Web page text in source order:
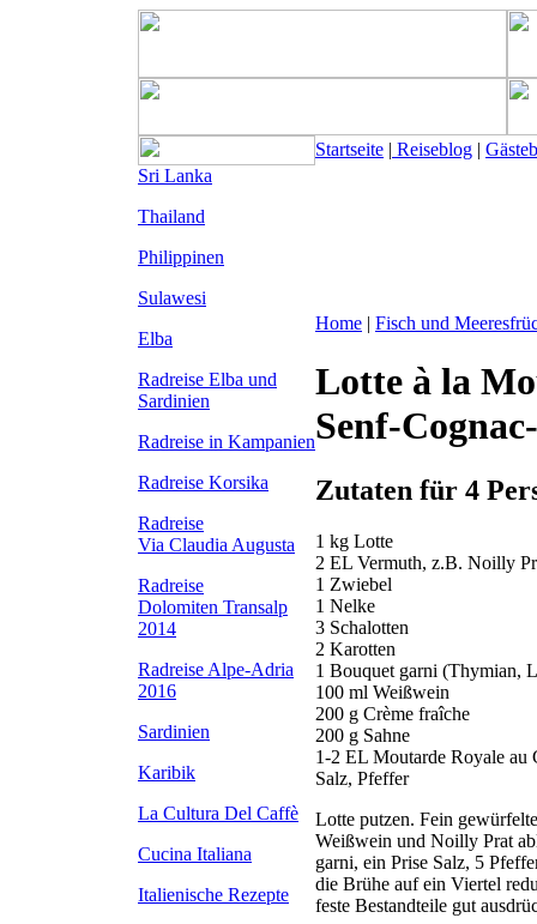
Startseite | Reiseblog |
Sri Lanka
Thailand
Philippinen
Sulawesi
Elba
Radreise Elba und
Sardinien
Radreise in Kampanien
Radreise Korsika
Radreise
Via Claudia Augusta
Radreise
Dolomiten Transalp
2014
Radreise Alpe-Adria
2016
Sardinien
Karibik
La Cultura Del Caffè
Cucina Italiana
Italienische Rezepte
Home | Fisch und
Lotte à la
Senf-
Zutaten für 4
1 kg Lotte
2 EL Vermuth, z.B. Noilly
1 Zwiebel
1 Nelke
3 Schalotten
2 Karotten
1 Bouquet garni (Thymian,
100 ml Weißwein
200 g Crème fraîche
200 g Sahne
1-2 EL Moutarde Royale au
Salz, Pfeffer
Lotte putzen. Fein
Weißwein und Noilly Prat
garni, ein Prise Salz, 5
die Brühe auf ein Viertel
feste Bestandteile gut